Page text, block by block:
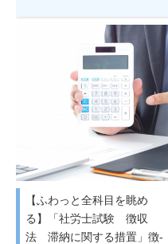
【ふわっと全科目を眺め
る】「社労士試験 徴収
法 滞納に関する措置」徴-